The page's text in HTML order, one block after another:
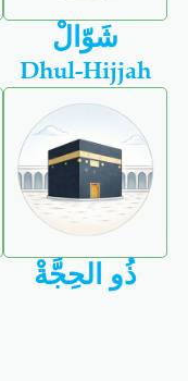
شَوّالْ
Dhul-Hijjah
ذُو الحِجَّةْ